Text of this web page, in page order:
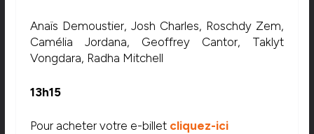
Anaïs Demoustier, Josh Charles, Roschdy Zem,
Camélia Jordana, Geoffrey Cantor, Taklyt
Vongdara, Radha Mitchell
13h15
Pour acheter votre e-billet cliquez-ici